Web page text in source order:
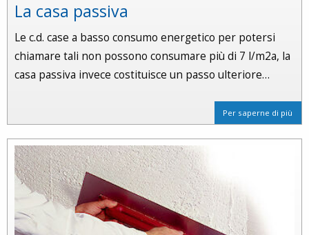
La casa passiva
Le c.d. case a basso consumo energetico per potersi
chiamare tali non possono consumare più di 7 l/m2a, la
casa passiva invece costituisce un passo ulteriore…
Per saperne di più